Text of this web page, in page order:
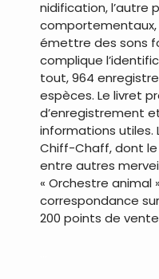
nidification, l’autre
émettre des sons
complique
tout, 964
espèces. Le livret
d’enregistrement
informations
Chiff-Chaff, dont
entre autres
« Orchestre animal
correspondance
200 points de